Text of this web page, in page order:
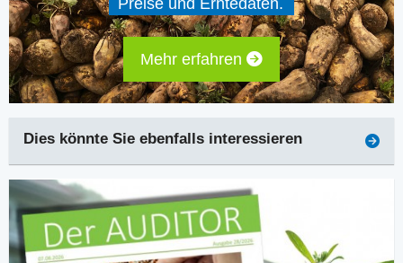
Preise und Erntedaten.
Mehr erfahren
Dies könnte Sie ebenfalls interessieren